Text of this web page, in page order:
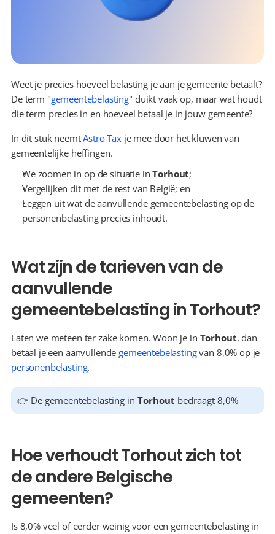
Weet je precies hoeveel belasting je aan je gemeente betaalt?
De term "gemeentebelasting" duikt vaak op, maar wat houdt
die term precies in en hoeveel betaal je in jouw gemeente?
In dit stuk neemt Astro Tax je mee door het kluwen van
gemeentelijke heffingen.
We zoomen in op de situatie in Torhout;
Vergelijken dit met de rest van België; en
Leggen uit wat de aanvullende gemeentebelasting op de
personenbelasting precies inhoudt.
Wat zijn de tarieven van de
aanvullende
gemeentebelasting in Torhout?
Laten we meteen ter zake komen. Woon je in Torhout, dan
betaal je een aanvullende gemeentebelasting
personenbelasting.
👉 De gemeentebelasting in Torhout bedraagt 8,0%
Hoe verhoudt Torhout zich tot
de andere Belgische
gemeenten?